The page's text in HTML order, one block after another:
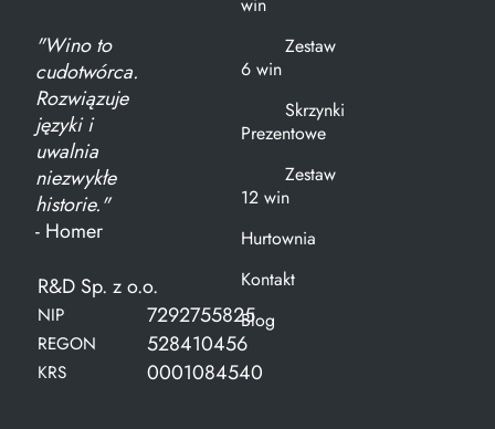
"Wino to
cudotwórca.
Rozwiązuje
języki i
uwalnia
niezwykłe
historie."
- Homer
R&D Sp. z o.o.
NIP 7292755825
REGON 528410456
KRS 0001084540
Zestaw
6 win
Skrzynki
Prezentowe
Zestaw
12 win
Hurtownia
Kontakt
Blog